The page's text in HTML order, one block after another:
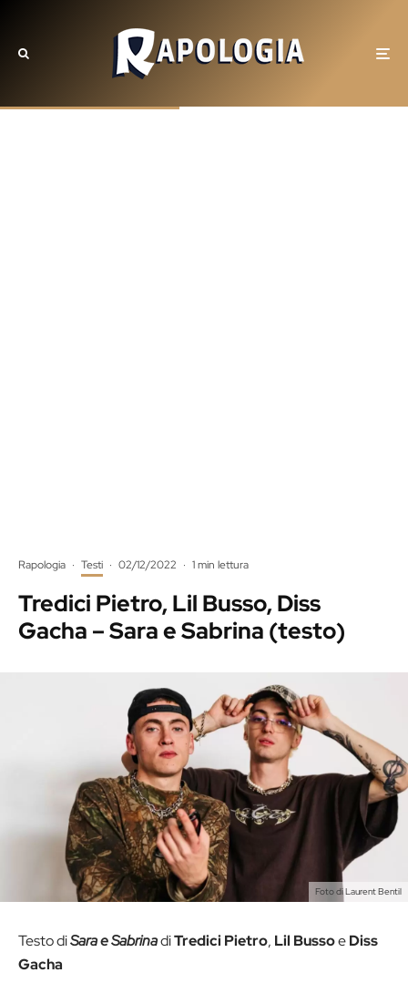
Rapologia · Testi · 02/12/2022 · 1 min lettura
Tredici Pietro, Lil Busso, Diss
Gacha – Sara e Sabrina (testo)
Foto di Laurent Bentil
Testo diSara e SabrinadiTrediciPietro, Lil BussoeDiss
Gacha